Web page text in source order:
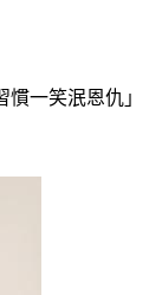
一笑泯恩仇」